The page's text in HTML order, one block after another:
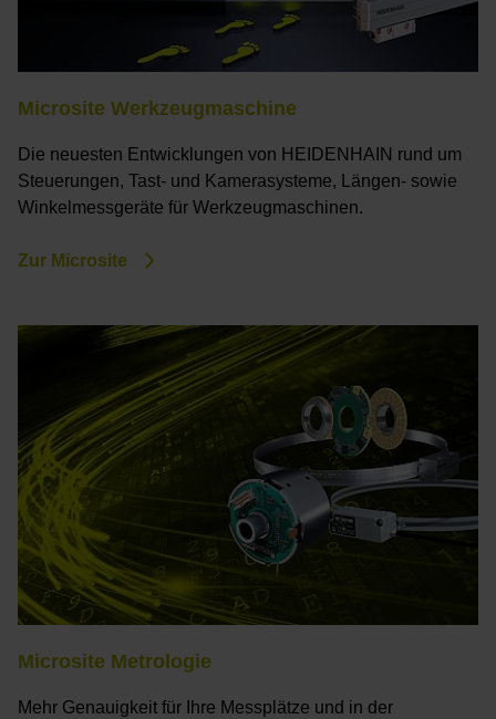
Microsite Werkzeugmaschine
Die neuesten Entwicklungen von HEIDENHAIN rund um
Steuerungen, Tast- und Kamerasysteme, Längen- sowie
Winkelmessgeräte für Werkzeugmaschinen.
Zur Microsite
Microsite Metrologie
Mehr Genauigkeit für Ihre Messplätze und in der